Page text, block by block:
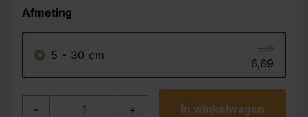
Afmeting
5 - 30 cm
7,85
6,69
- + In winkelwagen